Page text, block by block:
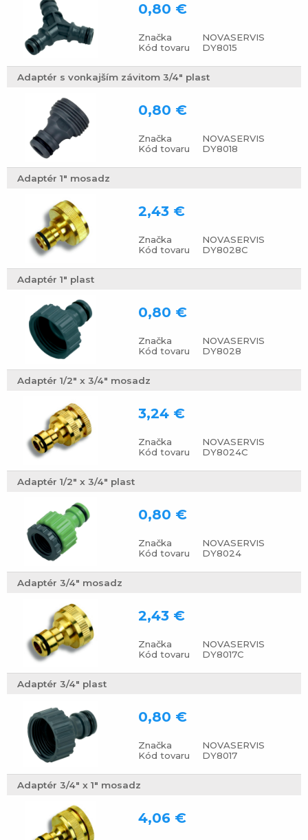
Značka
NOVASERVIS
Kód tovaru
DY8015
0,80 €
Adaptér s vonkajším závitom 3/4" plast
Značka
NOVASERVIS
Kód tovaru
DY8018
0,80 €
Adaptér 1" mosadz
Značka
NOVASERVIS
Kód tovaru
DY8028C
2,43 €
Adaptér 1" plast
Značka
NOVASERVIS
Kód tovaru
DY8028
0,80 €
Adaptér 1/2" x 3/4" mosadz
Značka
NOVASERVIS
Kód tovaru
DY8024C
3,24 €
Adaptér 1/2" x 3/4" plast
Značka
NOVASERVIS
Kód tovaru
DY8024
0,80 €
Adaptér 3/4" mosadz
Značka
NOVASERVIS
Kód tovaru
DY8017C
2,43 €
Adaptér 3/4" plast
Značka
NOVASERVIS
Kód tovaru
DY8017
0,80 €
Adaptér 3/4" x 1" mosadz
4,06 €